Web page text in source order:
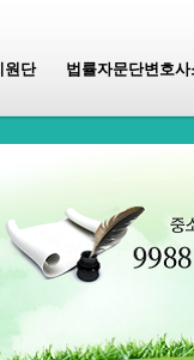
원단 법률자문단변호사